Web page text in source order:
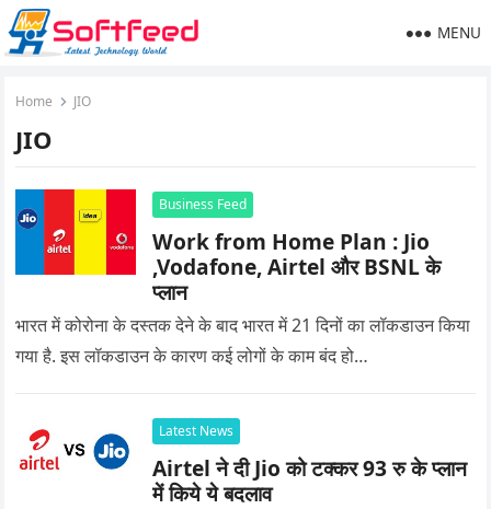
MENU
Home JIO
JIO
Business Feed
Work from Home Plan : Jio
,Vodafone, Airtel और BSNL के
प्लान
भारत में कोरोना के दस्तक देने के बाद भारत में 21 दिनों का लॉकडाउन किया
गया है. इस लॉकडाउन के कारण कई लोगों के काम बंद हो…
Latest News
Airtel ने दी Jio को टक्कर 93 रु के प्लान
में किये ये बदलाव